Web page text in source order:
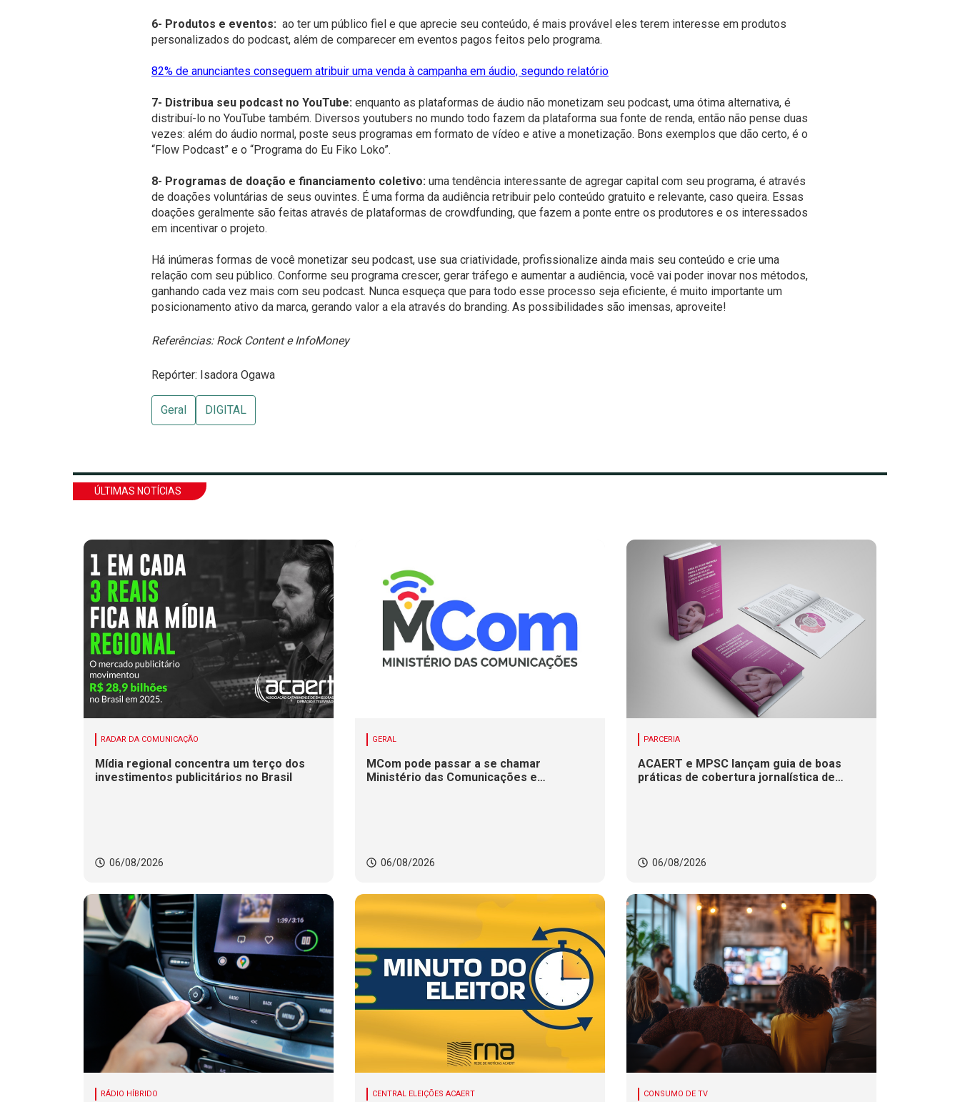
6- Produtos e eventos: ao ter um público fiel e que aprecie seu conteúdo, é mais provável eles terem interesse em produtos
personalizados do podcast, além de comparecer em eventos pagos feitos pelo programa.
82% de anunciantes conseguem atribuir uma venda à campanha em áudio, segundo relatório
7- Distribua seu podcast no YouTube: enquanto as plataformas de áudio não monetizam seu podcast, uma ótima alternativa, é
distribuí-lo no YouTube também. Diversos youtubers no mundo todo fazem da plataforma sua fonte de renda, então não pense duas
vezes: além do áudio normal, poste seus programas em formato de vídeo e ative a monetização. Bons exemplos que dão certo, é o
“Flow Podcast” e o “Programa do Eu Fiko Loko”.
8- Programas de doação e financiamento coletivo: uma tendência interessante de agregar capital com seu programa, é através
de doações voluntárias de seus ouvintes. É uma forma da audiência retribuir pelo conteúdo gratuito e relevante, caso queira. Essas
doações geralmente são feitas através de plataformas de crowdfunding, que fazem a ponte entre os produtores e os interessados
em incentivar o projeto.
Há inúmeras formas de você monetizar seu podcast, use sua criatividade, profissionalize ainda mais seu conteúdo e crie uma
relação com seu público. Conforme seu programa crescer, gerar tráfego e aumentar a audiência, você vai poder inovar nos métodos,
ganhando cada vez mais com seu podcast. Nunca esqueça que para todo esse processo seja eficiente, é muito importante um
posicionamento ativo da marca, gerando valor a ela através do branding. As possibilidades são imensas, aproveite!
Referências: Rock ContenteInfoMoney
Repórter: Isadora Ogawa
Geral DIGITAL
ÚLTIMAS NOTÍCIAS
RADAR DA COMUNICAÇÃO
Mídia regional concentra um terço dos
investimentos publicitários no Brasil
06/08/2026
GERAL
MCom pode passar a se chamar
Ministério das Comunicações e
06/08/2026
PARCERIA
ACAERT e MPSC lançam guia de boas
práticas de cobertura jornalística de
06/08/2026
RÁDIO HÍBRIDO CENTRAL ELEIÇÕES ACAERT CONSUMO DE TV